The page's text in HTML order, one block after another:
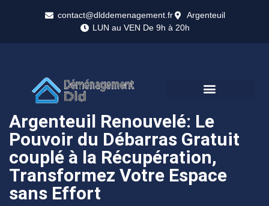
contact@dlddemenagement.fr
Argenteuil
LUN au VEN De 9h à 20h
Argenteuil Renouvelé: Le
Pouvoir du Débarras Gratuit
couplé à la Récupération,
Transformez Votre Espace
sans Effort